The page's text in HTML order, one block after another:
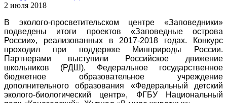
2 июля 2018
В эколого-просветительском центре «Заповедники»
подведены итоги проектов «Заповедные острова
России», реализованных в 2017-2018 годах. Конкурс
проходил при поддержке Минприроды России.
Партнерами выступили Российское движение
школьников (РДШ), Федеральное государственное
бюджетное образовательное учреждение
дополнительного образования «Федеральный детский
эколого-биологический центр», ФГБУ Национальный